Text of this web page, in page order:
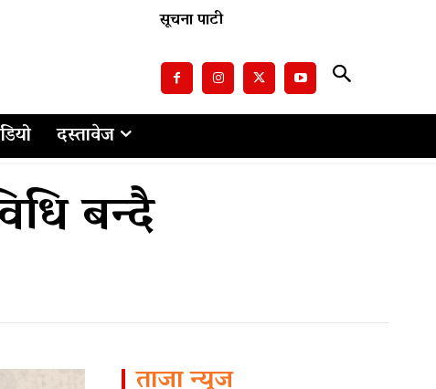
सूचना पाटी
दस्तावेज
बन्दै